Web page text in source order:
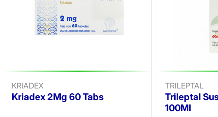
KRIADEX
Kriadex 2Mg 60 Tabs
TRILEPTAL
Trileptal
100Ml